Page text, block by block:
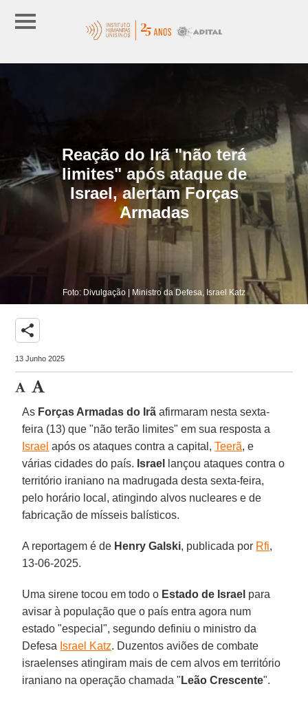
Reação do Irã "não terá
limites" após ataque de
Israel, alertam Forças
Armadas
Foto: Divulgação | Ministro da Defesa, Israel Katz
share
13 Junho 2025
As Forças Armadas do Irã afirmaram nesta sexta-
feira (13) que "não terão limites" em sua resposta a
Israel após os ataques contra a capital,Teerã, e
várias cidades do país. Israel
lançou ataques contra o
território iraniano na madrugada desta sexta-feira,
pelo horário local, atingindo alvos nucleares e de
fabricação de mísseis balísticos.
A reportagem é de Henry Galski, publicada por Rfi,
13-06-2025.
Uma sirene tocou em todo o Estado de Israel para
avisar à população que o país entra agora num
estado "especial", segundo definiu o ministro da
Defesa Israel Katz. Duzentos aviões de combate
israelenses atingiram mais de cem alvos em território
iraniano na operação chamada " Leão Crescente".